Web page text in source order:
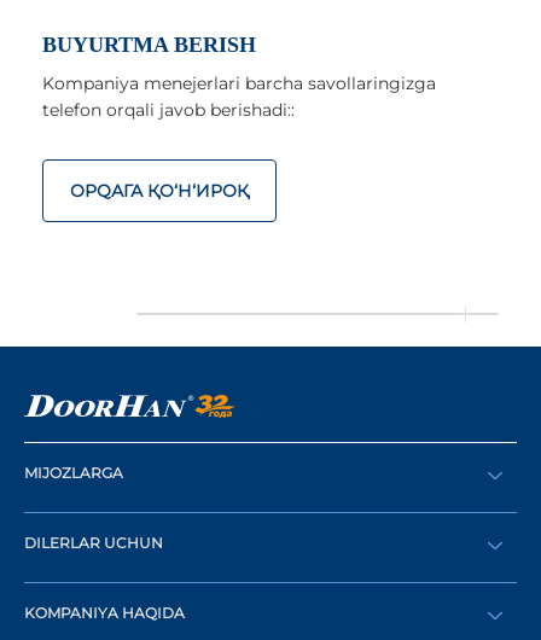
BUYURTMA BERISH
Kompaniya menejerlari barcha savollaringizga
telefon orqali javob berishadi::
ОРQАГА ҚO‘Н‘ИРОҚ
MIJOZLARGA
Buyurtma berish
DILERLAR UCHUN
Diler bo‘lish
Shaxsiy kabinetga kirish
KOMPANIYA HAQIDA